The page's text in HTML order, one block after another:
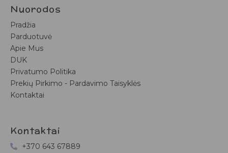
Nuorodos
Pradžia
Parduotuvė
Apie Mus
DUK
Privatumo Politika
Prekių Pirkimo - Pardavimo Taisyklės
Kontaktai
Kontaktai
+370 643 67889